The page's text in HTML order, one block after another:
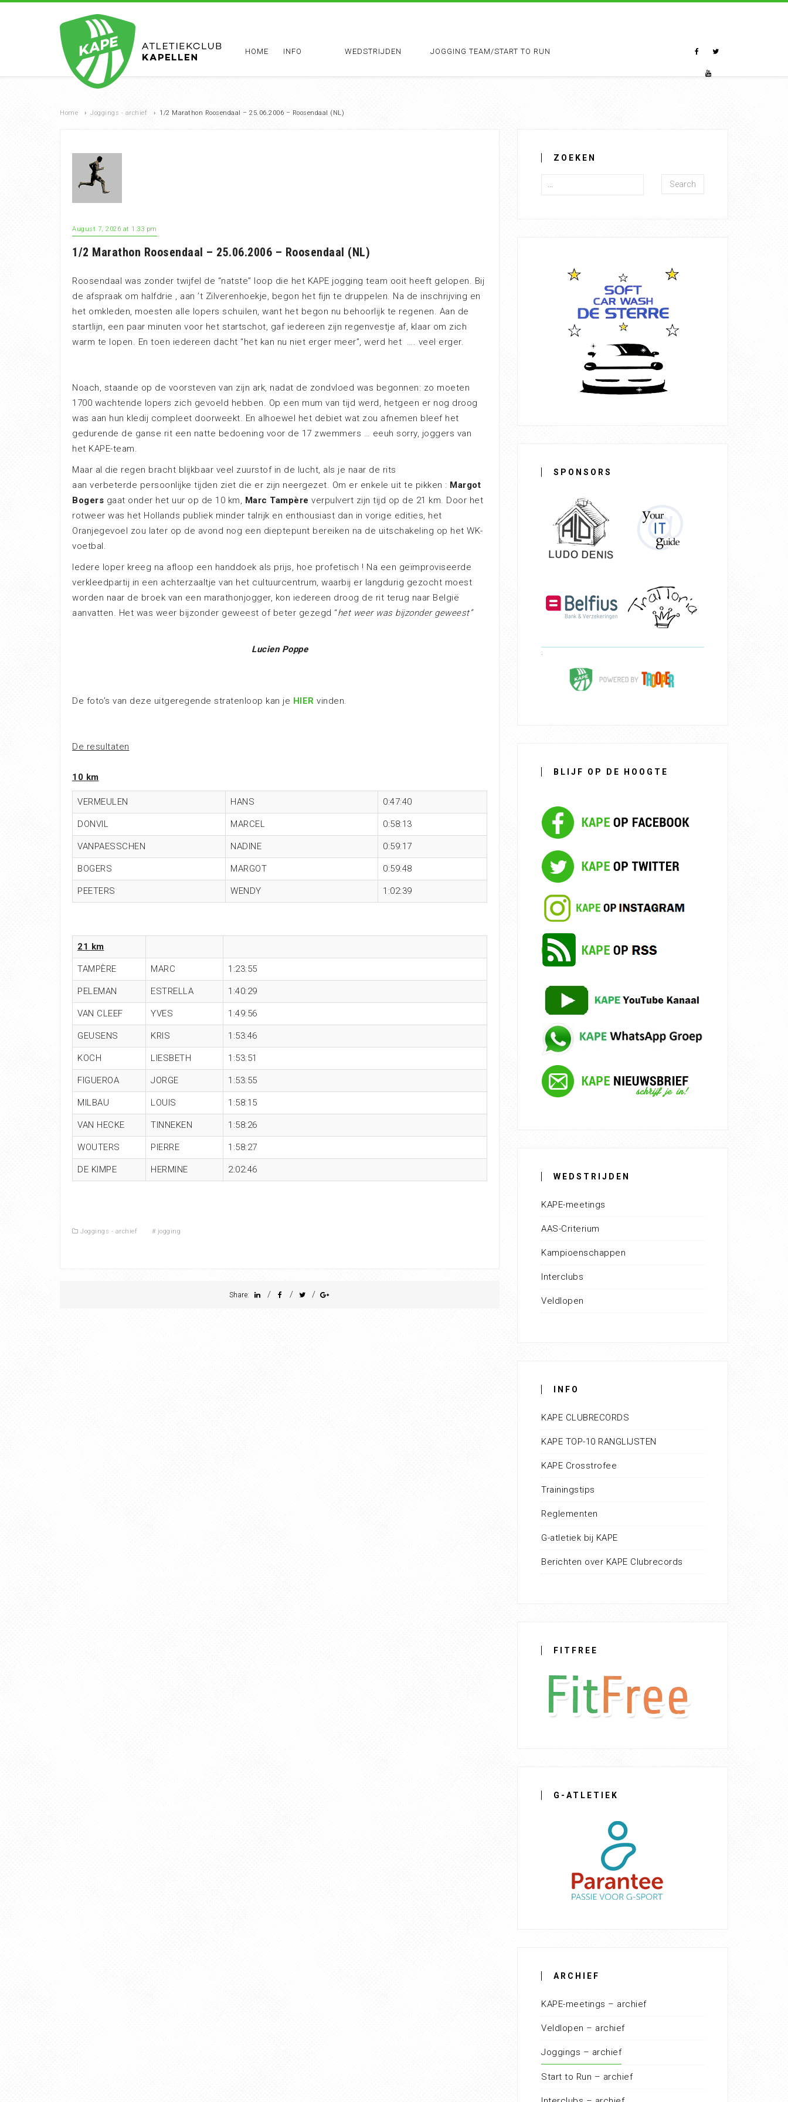
HOME INFO WEDSTRIJDEN JOGGING TEAM/START TO RUN
Home › Joggings - archief › 1/2 Marathon Roosendaal – 25.06.2006 – Roosendaal (NL)
August 7, 2026 at 1:33 pm
1/2 Marathon Roosendaal – 25.06.2006 – Roosendaal (NL)
Roosendaal was zonder twijfel de “natste” loop die het KAPE jogging team ooit heeft gelopen. Bij
de afspraak om halfdrie , aan ’t Zilverenhoekje, begon het fijn te druppelen. Na de inschrijving en
het omkleden, moesten alle lopers schuilen, want het begon nu behoorlijk te regenen. Aan de
startlijn, een paar minuten voor het startschot, gaf iedereen zijn regenvestje af, klaar om zich
warm te lopen. En toen iedereen dacht “het kan nu niet erger meer”, werd het …. veel erger.
Noach, staande op de voorsteven van zijn ark, nadat de zondvloed was begonnen: zo moeten
1700 wachtende lopers zich gevoeld hebben. Op een mum van tijd werd, hetgeen er nog droog
was aan hun kledij compleet doorweekt. En alhoewel het debiet wat zou afnemen bleef het
gedurende de ganse rit een natte bedoening voor de 17 zwemmers … eeuh sorry, joggers van
het KAPE-team.
Maar al die regen bracht blijkbaar veel zuurstof in de lucht, als je naar de rits
aan verbeterde persoonlijke tijden ziet die er zijn neergezet. Om er enkele uit te pikken : Margot
Bogers gaat onder het uur op de 10 km, Marc Tampère verpulvert zijn tijd op de 21 km. Door het
rotweer was het Hollands publiek minder talrijk en enthousiast dan in vorige edities, het
Oranjegevoel zou later op de avond nog een dieptepunt bereiken na de uitschakeling op het WK-
voetbal.
Iedere loper kreeg na afloop een handdoek als prijs, hoe profetisch ! Na een geïmproviseerde
verkleedpartij in een achterzaaltje van het cultuurcentrum, waarbij er langdurig gezocht moest
worden naar de broek van een marathonjogger, kon iedereen droog de rit terug naar België
aanvatten. Het was weer bijzonder geweest of beter gezegd “het weer was bijzonder geweest”
Lucien Poppe
De foto’s van deze uitgeregende stratenloop kan je HIER vinden.
De resultaten
10 km
VERMEULEN HANS 0:47:40
DONVIL MARCEL 0:58:13
VANPAESSCHEN NADINE 0:59:17
BOGERS MARGOT 0:59:48
PEETERS WENDY 1:02:39
21 km
TAMPÈRE MARC 1:23:55
PELEMAN ESTRELLA 1:40:29
VAN CLEEF YVES 1:49:56
GEUSENS KRIS 1:53:46
KOCH LIESBETH 1:53:51
FIGUEROA JORGE 1:53:55
MILBAU LOUIS 1:58:15
VAN HECKE TINNEKEN 1:58:26
WOUTERS PIERRE 1:58:27
DE KIMPE HERMINE 2:02:46
Joggings - archief # jogging
Share: / / /
ZOEKEN
Search
SPONSORS
BLIJF OP DE HOOGTE
WEDSTRIJDEN
KAPE-meetings
AAS-Criterium
Kampioenschappen
Interclubs
Veldlopen
INFO
KAPE CLUBRECORDS
KAPE TOP-10 RANGLIJSTEN
KAPE Crosstrofee
Trainingstips
Reglementen
G-atletiek bij KAPE
Berichten over KAPE Clubrecords
FITFREE
G-ATLETIEK
ARCHIEF
KAPE-meetings – archief
Veldlopen – archief
Joggings – archief
Start to Run – archief